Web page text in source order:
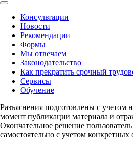
Консультации
Новости
Рекомендации
Формы
Мы отвечаем
Законодательство
Как прекратить срочный
Сервисы
Обучение
Разъяснения подготовлены с учетом
момент публикации материала и
Окончательное решение
самостоятельно с учетом конкретных